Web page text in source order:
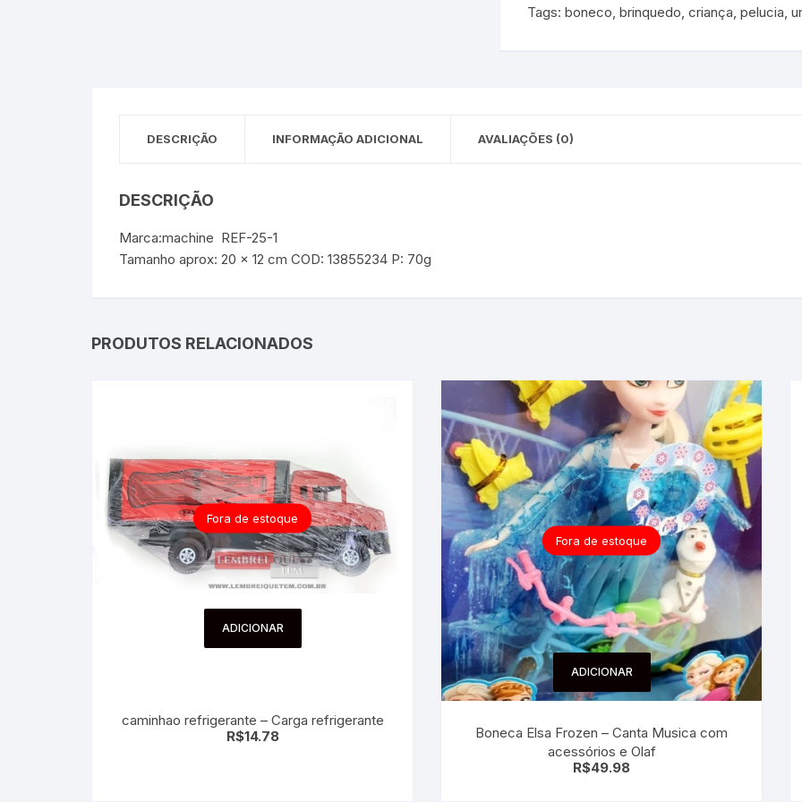
Tags: boneco, brinquedo, criança, pelucia,
DESCRIÇÃO INFORMAÇÃO ADICIONAL AVALIAÇÕES (0)
DESCRIÇÃO
Marca:machine REF-25-1
Tamanho aprox: 20 x 12 cm COD: 13855234 P: 70g
PRODUTOS RELACIONADOS
Fora de estoque
ADICIONAR
caminhao refrigerante – Carga refrigerante
R$14.78
Fora de estoque
ADICIONAR
Boneca Elsa Frozen – Canta Musica com
acessórios e Olaf
R$49.98